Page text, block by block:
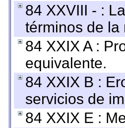
84 XXVIII - :
términos de la
84 XXIX A :
equivalente.
84 XXIX B :
servicios de
84 XXIX E :